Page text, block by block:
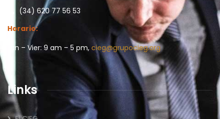
(34) 620 77 56 53
Horario:
Lun – Vier: 9 am – 5 pm, cieg@grupocieg.org
Links